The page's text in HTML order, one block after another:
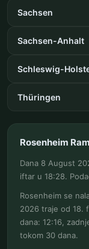
Sachsen
Sachsen-Anhalt
Schleswig-
Thüringen
Rosenheim
Dana 8 August
iftar u 18:28.
Rosenheim se
2026 traje od 18.
dana: 12:16,
tokom 30 dana.